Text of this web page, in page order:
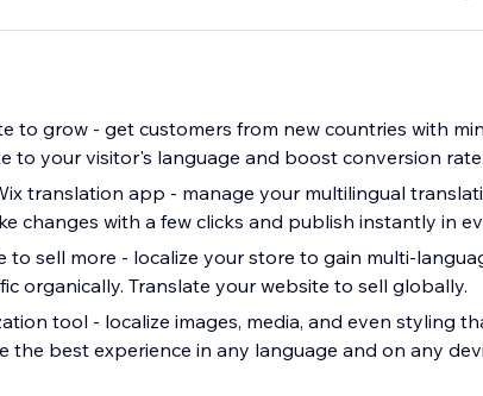
to grow - get customers from new countries with
to your visitor's language and boost conversion rate.
your multilingual translation easily with our
changes with a few clicks and publish instantly in
to sell more - localize your store to gain multi-
organically. Translate your website to sell globally.
tool - localize images, media, and even styling
the best experience in any language and on any